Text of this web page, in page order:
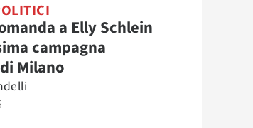
a Elly Schlein
campagna
Milano